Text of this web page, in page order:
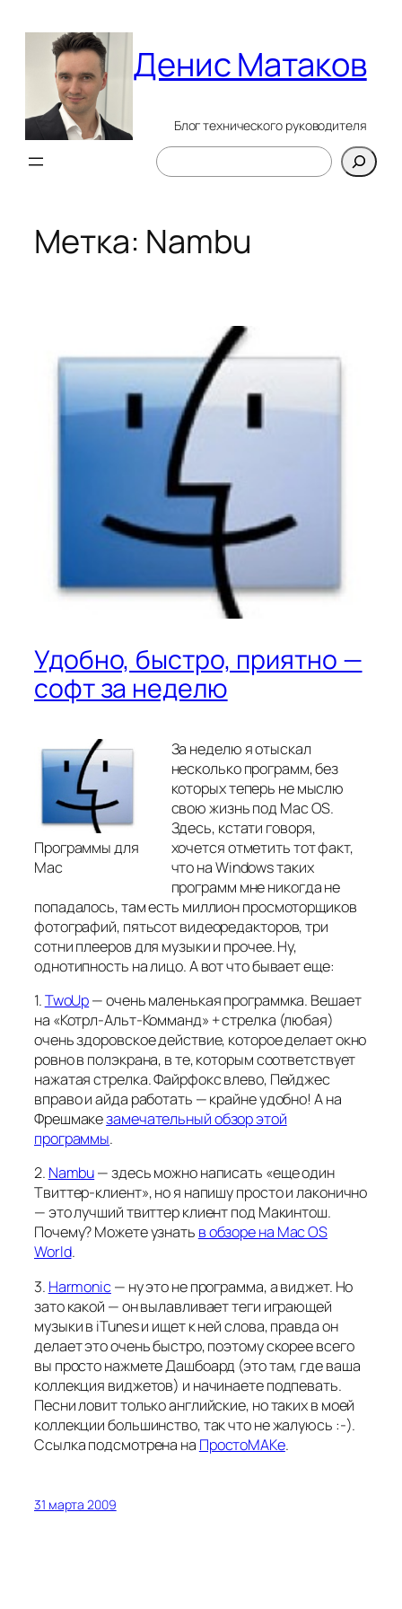
содержимому
Денис Матаков
Блог технического руководителя
Поиск
Метка: Nambu
Удобно, быстро, приятно —
софт за неделю
Программы для
Mac
За неделю я отыскал
несколько программ, без
которых теперь не мыслю
свою жизнь под Mac OS.
Здесь, кстати говоря,
хочется отметить тот факт,
что на Windows таких
программ мне никогда не
попадалось, там есть миллион просмоторщиков
фотографий, пятьсот видеоредакторов, три
сотни плееров для музыки и прочее. Ну,
однотипность на лицо. А вот что бывает еще:
1.TwoUp— очень маленькая программка. Вешает
на «Котрл-Альт-Комманд» + стрелка (любая)
очень здоровское действие, которое делает окно
ровно в полэкрана, в те, которым соответствует
нажатая стрелка. Файрфокс влево, Пейджес
вправо и айда работать — крайне удобно! А на
Фрешмакезамечательный обзор этой
программы.
2. Nambu— здесь можно написать «еще один
Твиттер-клиент», но я напишу просто и лаконично
— это лучший твиттер клиент под Макинтош.
Почему? Можете узнать в обзоре на Mac OS
World.
3. Harmonic — ну это не программа, а виджет. Но
зато какой — он вылавливает теги играющей
музыки в iTunes и ищет к ней слова, правда он
делает это очень быстро, поэтому скорее всего
вы просто нажмете Дашбоард (это там, где ваша
коллекция виджетов) и начинаете подпевать.
Песни ловит только английские, но таких в моей
коллекции большинство, так что не жалуюсь :-).
Ссылка подсмотрена на ПростоМАКе.
31 марта 2009